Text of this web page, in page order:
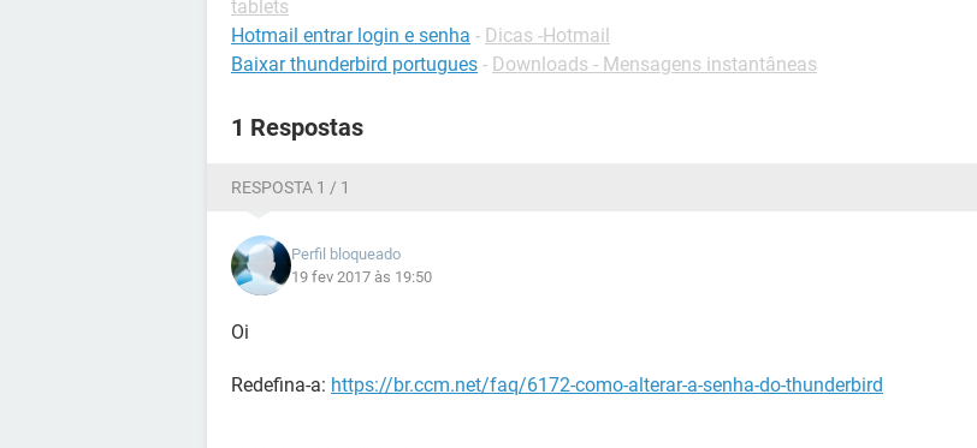
tablets
Hotmail entrar login e senha - Dicas -Hotmail
Baixar thunderbird portugues - Downloads - Mensagens instantâneas
1 Respostas
RESPOSTA 1 / 1
Perfil bloqueado
19 fev 2017 às 19:50
Oi
Redefina-a: https://br.ccm.net/faq/6172-como-alterar-a-senha-do-thunderbird